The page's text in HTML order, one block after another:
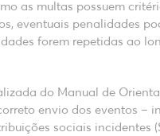
as multas possuem
eventuais penalidades
forem repetidas ao
do Manual de
envio dos eventos –
sociais incidentes